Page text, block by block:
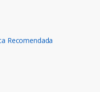
Recomendada